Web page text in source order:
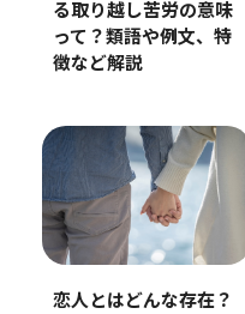
る取り越し苦労の意味
って？類語や例文、特
徴など解説
恋人とはどんな存在？